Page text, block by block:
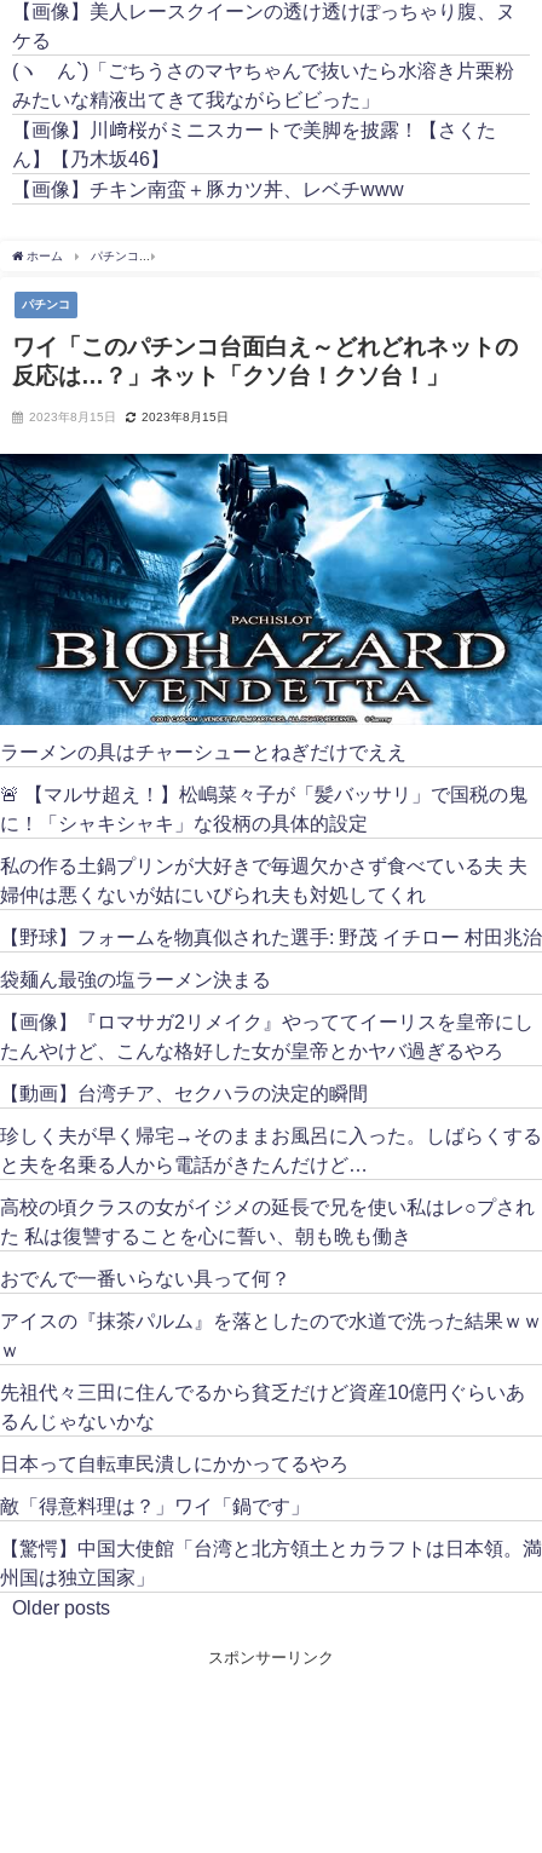
【画像】美人レースクイーンの透け透けぽっちゃり腹、ヌ
ケる
(ヽ´ん`)「ごちうさのマヤちゃんで抜いたら水溶き片栗粉
みたいな精液出てきて我ながらビビった」
【画像】川﨑桜がミニスカートで美脚を披露！【さくた
ん】【乃木坂46】
【画像】チキン南蛮＋豚カツ丼、レベチwww
ホーム パチンコ
パチンコ
ワイ「このパチンコ台面白え～どれどれネットの
反応は…？」ネット「クソ台！クソ台！」
2023年8月15日 2023年8月15日
ラーメンの具はチャーシューとねぎだけでええ
🚨 【マルサ超え！】松嶋菜々子が「髪バッサリ」で国税の鬼
に！「シャキシャキ」な役柄の具体的設定
私の作る土鍋プリンが大好きで毎週欠かさず食べている夫 夫
婦仲は悪くないが姑にいびられ夫も対処してくれ
【野球】フォームを物真似された選手: 野茂 イチロー 村田兆治
袋麺ん最強の塩ラーメン決まる
【画像】『ロマサガ2リメイク』やっててイーリスを皇帝にし
たんやけど、こんな格好した女が皇帝とかヤバ過ぎるやろ
【動画】台湾チア、セクハラの決定的瞬間
珍しく夫が早く帰宅→そのままお風呂に入った。しばらくする
と夫を名乗る人から電話がきたんだけど…
高校の頃クラスの女がイジメの延長で兄を使い私はレ○プされ
た 私は復讐することを心に誓い、朝も晩も働き
おでんで一番いらない具って何？
アイスの『抹茶パルム』を落としたので水道で洗った結果ｗｗ
ｗ
先祖代々三田に住んでるから貧乏だけど資産10億円ぐらいあ
るんじゃないかな
日本って自転車民潰しにかかってるやろ
敵「得意料理は？」ワイ「鍋です」
【驚愕】中国大使館「台湾と北方領土とカラフトは日本領。満
州国は独立国家」
Older posts
スポンサーリンク